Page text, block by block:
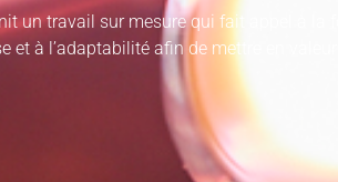
un travail sur mesure qui fait appel à la
et à l’adaptabilité afin de mettre en